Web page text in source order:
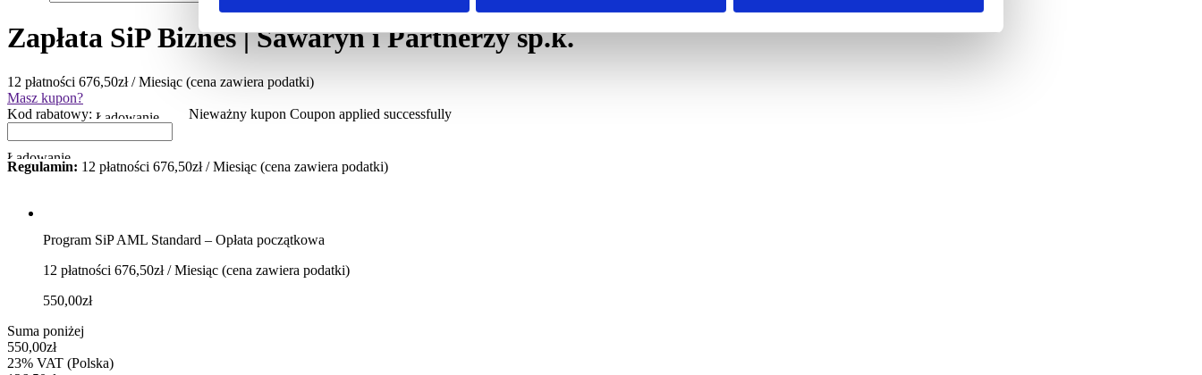
Zapłata SiP Biznes | Sawaryn i Partnerzy sp.k.
12 płatności 676,50zł / Miesiąc (cena zawiera podatki)
Masz kupon?
Kod rabatowy:
Nieważny kupon Coupon applied successfully
Regulamin: 12 płatności 676,50zł / Miesiąc (cena zawiera podatki)
Program SiP AML Standard – Opłata początkowa
12 płatności 676,50zł / Miesiąc (cena zawiera podatki)
550,00zł
Suma poniżej
550,00zł
23% VAT (Polska)